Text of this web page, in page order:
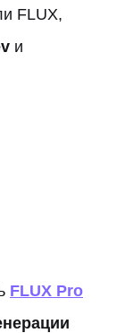
FLUX,
и
FLUX Pro